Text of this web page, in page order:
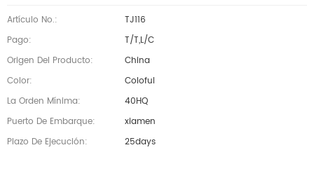
Artículo No.:
TJ116
Pago:
T/T,L/C
Origen Del Producto:
China
Color:
Coloful
La Orden Mínima:
40HQ
Puerto De Embarque:
xiamen
Plazo De Ejecución:
25days